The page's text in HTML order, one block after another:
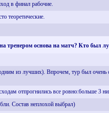
в финал рабочие.
теоретические.
основа на матч? Кто был
из лучших). Впрочем, тур был
отпрогнились все ровно:больше 3
Состав неплохой вьібрал)